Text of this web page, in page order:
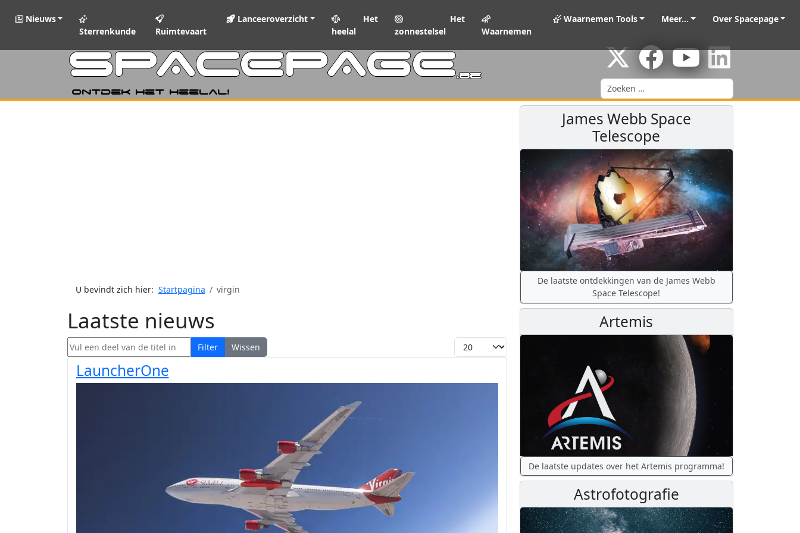
Nieuws
Sterrenkunde
Ruimtevaart
Lanceeroverzicht
Het
heelal
Het
zonnestelsel
Waarnemen
Waarnemen Tools Meer... Over Spacepage
SPACEPAGE.be
Ontdek het heelal!
Zoeken
U bevindt zich hier: Startpagina virgin
Laatste nieuws
Vul een deel van de titel in Filter Wissen Toon #
LauncherOne
James Webb Space
Telescope
De laatste ontdekkingen van de James Webb
Space Telescope!
Artemis
De laatste updates over het Artemis programma!
Astrofotografie